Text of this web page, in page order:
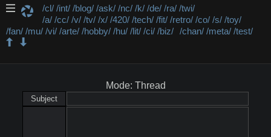
/cl/ /int/ /blog/ /ask/ /nc/ /k/ /de/ /ra/ /twi/
/a/ /cc/ /v/ /tv/ /x/ /420/ /tech/ /fit/ /retro/ /co/ /s/ /toy/
/fan/ /mu/ /vi/ /arte/ /hobby/ /hu/ /lit/ /ci/ /biz/ /chan/ /meta/ /test/
Mode: Thread
Subject